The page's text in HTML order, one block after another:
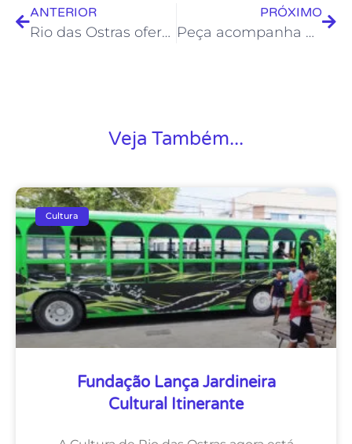
ANTERIOR
Rio das Ostras oferece aulas gratuitas de decoração de Natal e perfumaria
PRÓXIMO
Peça acompanha Peter Pan e amigos na busca de tesouro perdido
Veja Também...
Cultura
Fundação Lança Jardineira
Cultural Itinerante